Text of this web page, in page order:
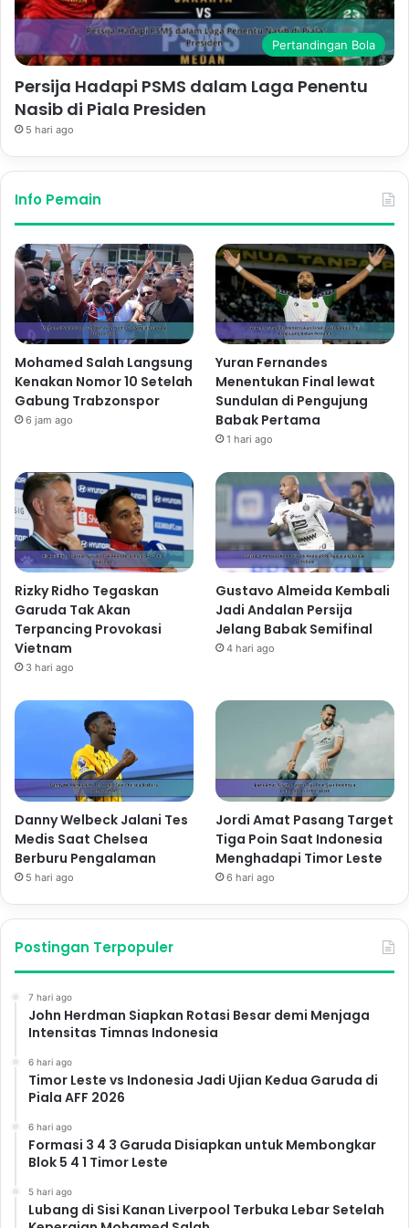
Pertandingan Bola
Persija Hadapi PSMS dalam Laga Penentu
Nasib di Piala Presiden
5 hari ago
Info Pemain
Mohamed Salah Langsung
Kenakan Nomor 10 Setelah
Gabung Trabzonspor
6 jam ago
Yuran Fernandes
Menentukan Final lewat
Sundulan di Pengujung
Babak Pertama
1 hari ago
Rizky Ridho Tegaskan
Garuda Tak Akan
Terpancing Provokasi
Vietnam
3 hari ago
Gustavo Almeida Kembali
Jadi Andalan Persija
Jelang Babak Semifinal
4 hari ago
Danny Welbeck Jalani Tes
Medis Saat Chelsea
Berburu Pengalaman
5 hari ago
Jordi Amat Pasang Target
Tiga Poin Saat Indonesia
Menghadapi Timor Leste
6 hari ago
Postingan Terpopuler
7 hari ago
John Herdman Siapkan Rotasi Besar demi Menjaga
Intensitas Timnas Indonesia
6 hari ago
Timor Leste vs Indonesia Jadi Ujian Kedua Garuda di
Piala AFF 2026
6 hari ago
Formasi 3 4 3 Garuda Disiapkan untuk Membongkar
Blok 5 4 1 Timor Leste
5 hari ago
Lubang di Sisi Kanan Liverpool Terbuka Lebar Setelah